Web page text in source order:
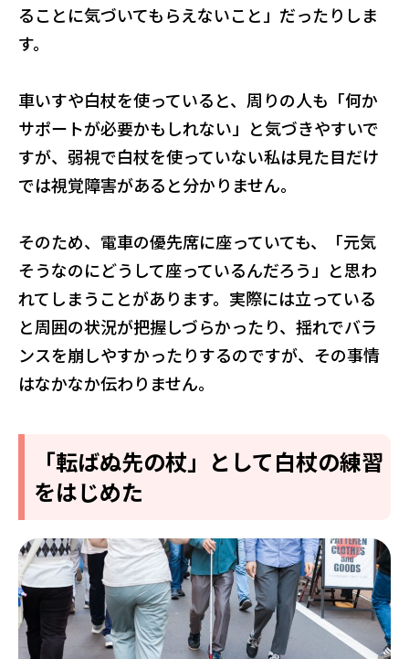
ることに気づいてもらえないこと」だったりしま
す。
車いすや白杖を使っていると、周りの人も「何か
サポートが必要かもしれない」と気づきやすいで
すが、弱視で白杖を使っていない私は見た目だけ
では視覚障害があると分かりません。
そのため、電車の優先席に座っていても、「元気
そうなのにどうして座っているんだろう」と思わ
れてしまうことがあります。実際には立っている
と周囲の状況が把握しづらかったり、揺れでバラ
ンスを崩しやすかったりするのですが、その事情
はなかなか伝わりません。
「転ばぬ先の杖」として白杖の練習
をはじめた